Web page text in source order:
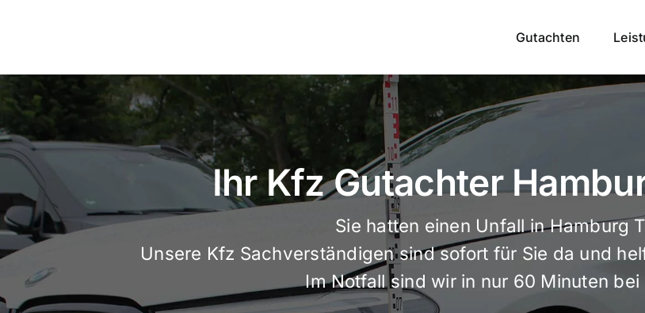
Gutachten
Ihr Kfz Gutachter
Sie hatten einen Unfall in Hamburg
Unsere Kfz Sachverständigen sind sofort für Sie da und
Im Notfall sind wir in nur 60 Minuten bei